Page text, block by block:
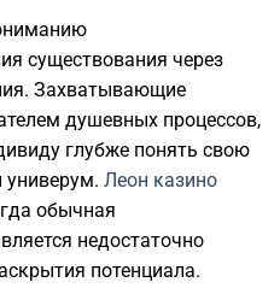
существования через
Захватывающие
душевных процессов,
глубже понять свою
Леон казино
обычная
недостаточно
потенциала.